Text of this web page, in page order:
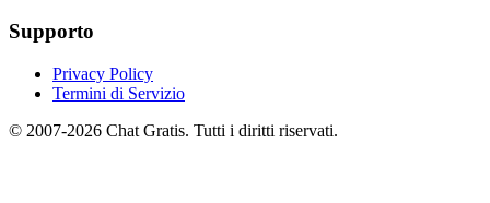
Supporto
Privacy Policy
Termini di Servizio
© 2007-2026 Chat Gratis. Tutti i diritti riservati.